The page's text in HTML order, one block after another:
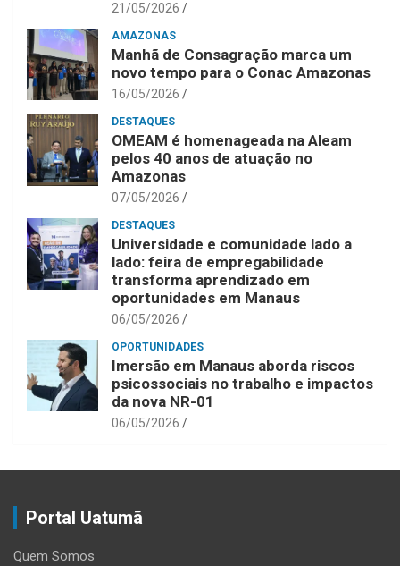
21/05/2026
AMAZONAS
Manhã de Consagração marca um
novo tempo para o Conac Amazonas
16/05/2026
DESTAQUES
OMEAM é homenageada na Aleam
pelos 40 anos de atuação no
Amazonas
07/05/2026
DESTAQUES
Universidade e comunidade lado a
lado: feira de empregabilidade
transforma aprendizado em
oportunidades em Manaus
06/05/2026
OPORTUNIDADES
Imersão em Manaus aborda riscos
psicossociais no trabalho e impactos
da nova NR-01
06/05/2026
Portal Uatumã
Quem Somos